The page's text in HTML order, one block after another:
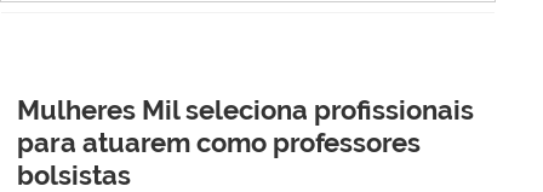
Mulheres Mil seleciona profissionais
para atuarem como professores
bolsistas